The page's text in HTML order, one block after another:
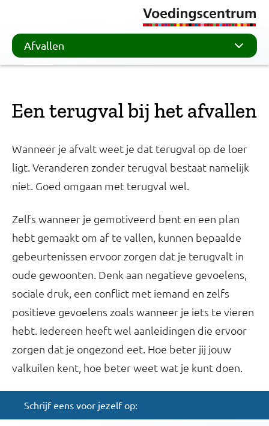
Afvallen
Een terugval bij het afvallen
Wanneer je afvalt weet je dat terugval op de loer
ligt. Veranderen zonder terugval bestaat namelijk
niet. Goed omgaan met terugval wel.
Zelfs wanneer je gemotiveerd bent en een plan
hebt gemaakt om af te vallen, kunnen bepaalde
gebeurtenissen ervoor zorgen dat je terugvalt in
oude gewoonten. Denk aan negatieve gevoelens,
sociale druk, een conflict met iemand en zelfs
positieve gevoelens zoals wanneer je iets te vieren
hebt. Iedereen heeft wel aanleidingen die ervoor
zorgen dat je ongezond eet. Hoe beter jij jouw
valkuilen kent, hoe beter weet wat je kunt doen.
Schrijf eens voor jezelf op: